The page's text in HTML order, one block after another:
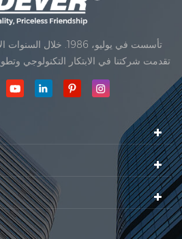
حققت شركتنا هدف الجودة الرئيسية، متى
مقياس المحدودةكان